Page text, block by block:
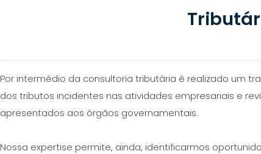
Por intermédio da consultoria tributária é realizado um
dos tributos incidentes nas atividades empresariais e
apresentados aos órgãos governamentais.
Nossa expertise permite, ainda, identificarmos